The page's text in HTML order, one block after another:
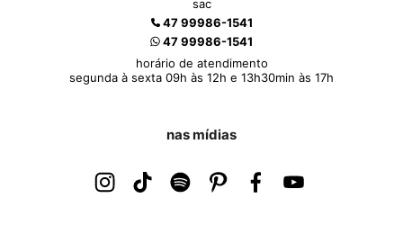
sac
47 99986-1541
47 99986-1541
horário de atendimento
segunda à sexta 09h às 12h e 13h30min às 17h
nas mídias